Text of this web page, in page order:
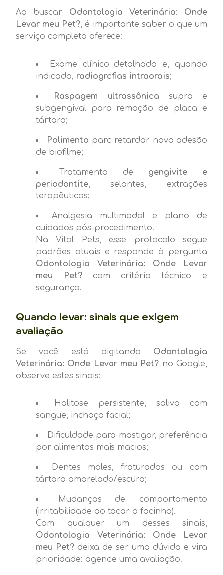
Ao buscar Odontologia Veterinária: Onde
Levar meu Pet?, é importante saber o que um
serviço completo oferece:
Exame clínico detalhado e, quando
indicado, radiografias intraorais;
Raspagem ultrassônica supra e
subgengival para remoção de placa e
tártaro;
Polimento para retardar nova adesão
de biofilme;
Tratamento de gengivite e
periodontite, selantes, extrações
terapêuticas;
Analgesia multimodal e plano de
cuidados pós-procedimento.
Na Vital Pets, esse protocolo segue
padrões atuais e responde à pergunta
Odontologia Veterinária: Onde Levar
meu Pet?com critério técnico e
segurança.
Quando levar: sinais que exigem
avaliação
Se você está digitando Odontologia
Veterinária: Onde Levar meu Pet? no Google,
observe estes sinais:
Halitose persistente, saliva com
sangue, inchaço facial;
Dificuldade para mastigar, preferência
por alimentos mais macios;
Dentes moles, fraturados ou com
tártaro amarelado/escuro;
Mudanças de comportamento
(irritabilidade ao tocar o focinho).
Com qualquer um desses sinais,
Odontologia Veterinária: Onde Levar
meu Pet? deixa de ser uma dúvida e vira
prioridade: agende uma avaliação.